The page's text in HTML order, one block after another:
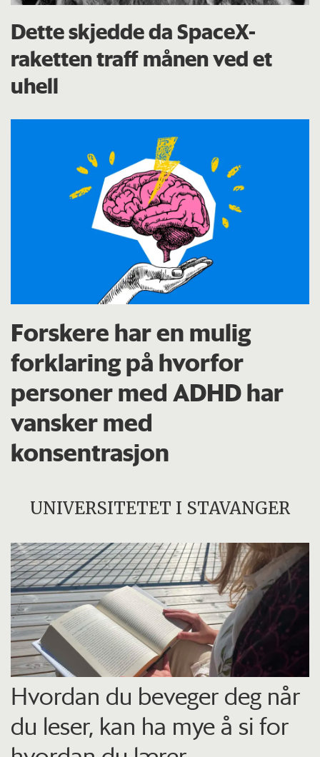
Dette skjedde da SpaceX-
raketten traff månen ved et
uhell
Forskere har en mulig
forklaring på hvorfor
personer med ADHD har
vansker med
konsentrasjon
UNIVERSITETET I STAVANGER
Hvordan du beveger deg når
du leser, kan ha mye å si for